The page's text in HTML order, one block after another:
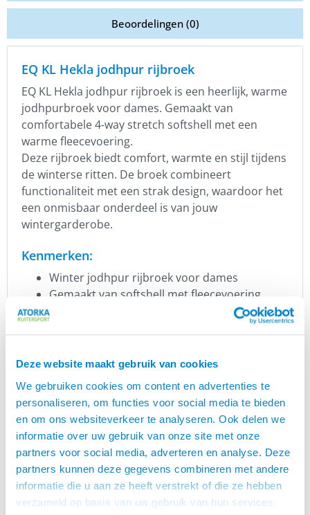
Deze website maakt gebruik van cookies
We gebruiken cookies om content en advertenties te
personaliseren, om functies voor social media te bieden
en om ons websiteverkeer te analyseren. Ook delen we
informatie over uw gebruik van onze site met onze
partners voor social media, adverteren en analyse. Deze
partners kunnen deze gegevens combineren met andere
informatie die u aan ze heeft verstrekt of die ze hebben
verzameld op basis van uw gebruik van hun services.
Beoordelingen (0)
EQ KL Hekla jodhpur rijbroek
EQ KL Hekla jodhpur rijbroek is een heerlijk, warme
jodhpurbroek voor dames. Gemaakt van
comfortabele 4-way stretch softshell met een
warme fleecevoering.
Deze rijbroek biedt comfort, warmte en stijl tijdens
de winterse ritten. De broek combineert
functionaliteit met een strak design, waardoor het
een onmisbaar onderdeel is van jouw
wintergarderobe.
Kenmerken:
Winter jodhpur rijbroek voor dames
Gemaakt van softshell met fleecevoering
Jeansstijl voor- en achterzakken
Ademend
4-way stretch
Compressie technologie
Vormbehoud
Reflecterend inzetstuk aan de onderkant van
de pijp – kan worden los geritst
Maten 36 t/m 46
Regular (R) en Lengte (L) maten
Kleur: zwart